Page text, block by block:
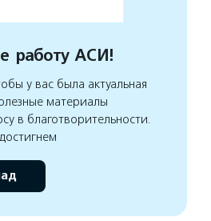
работу АСИ!
у вас была актуальная
материалы
в благотворительности.